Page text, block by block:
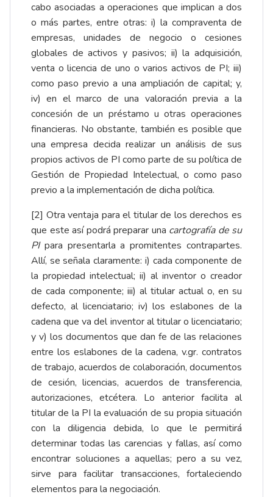
cabo asociadas a operaciones que implican a dos
o más partes, entre otras: i) la compraventa de
empresas, unidades de negocio o cesiones
globales de activos y pasivos; ii) la adquisición,
venta o licencia de uno o varios activos de PI; iii)
como paso previo a una ampliación de capital; y,
iv) en el marco de una valoración previa a la
concesión de un préstamo u otras operaciones
financieras. No obstante, también es posible que
una empresa decida realizar un análisis de sus
propios activos de PI como parte de su política de
Gestión de Propiedad Intelectual, o como paso
previo a la implementación de dicha política.
[2] Otra ventaja para el titular de los derechos es
que este así podrá preparar una cartografía de su
PIpara presentarla a promitentes contrapartes.
Allí, se señala claramente: i) cada componente de
la propiedad intelectual; ii) al inventor o creador
de cada componente; iii) al titular actual o, en su
defecto, al licenciatario; iv) los eslabones de la
cadena que va del inventor al titular o licenciatario;
y v) los documentos que dan fe de las relaciones
entre los eslabones de la cadena, v.gr. contratos
de trabajo, acuerdos de colaboración, documentos
de cesión, licencias, acuerdos de transferencia,
autorizaciones, etcétera. Lo anterior facilita al
titular de la PI la evaluación de su propia situación
con la diligencia debida, lo que le permitirá
determinar todas las carencias y fallas, así como
encontrar soluciones a aquellas; pero a su vez,
sirve para facilitar transacciones, fortaleciendo
elementos para la negociación.